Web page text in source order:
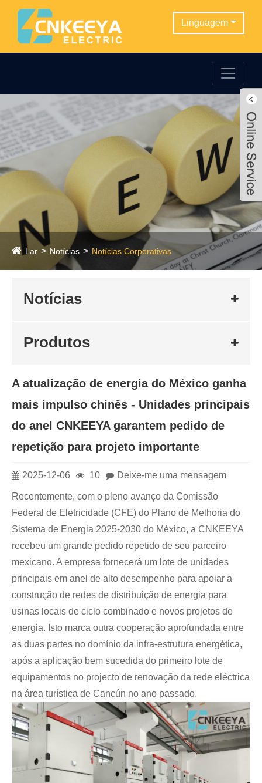
Linguagem
Lar Notícias Notícias Corporativas
Notícias
Produtos
A atualização de energia do México ganha
mais impulso chinês - Unidades principais
do anel CNKEEYA garantem pedido de
repetição para projeto importante
2025-12-06 10 Deixe-me uma mensagem
Recentemente, com o pleno avanço da Comissão
Federal de Eletricidade (CFE) do Plano de Melhoria do
Sistema de Energia 2025-2030 do México, a CNKEEYA
recebeu um grande pedido repetido de seu parceiro
mexicano. A empresa fornecerá um lote de unidades
principais em anel de alto desempenho para apoiar a
construção de redes de distribuição de energia para
usinas locais de ciclo combinado e novos projetos de
energia. Isto marca outra cooperação aprofundada entre
as duas partes no domínio da infra-estrutura energética,
após a aplicação bem sucedida do primeiro lote de
equipamentos no projecto de renovação da rede eléctrica
na área turística de Cancún no ano passado.